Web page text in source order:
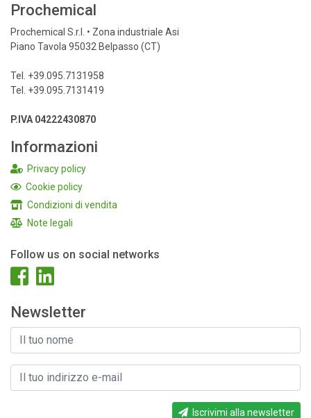
Prochemical
Prochemical S.r.l. • Zona industriale Asi
Piano Tavola 95032 Belpasso (CT)
Tel. +39.095.7131958
Tel. +39.095.7131419
P.IVA 04222430870
Informazioni
Privacy policy
Cookie policy
Condizioni di vendita
Note legali
Follow us on social networks
Newsletter
Iscrivimi alla newsletter